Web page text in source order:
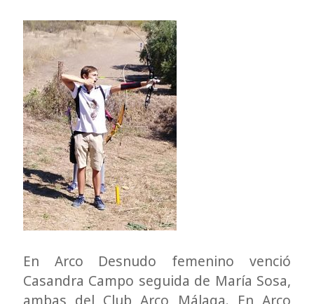
En Arco Desnudo femenino venció
Casandra Campo seguida de María Sosa,
ambas del Club Arco Málaga. En Arco